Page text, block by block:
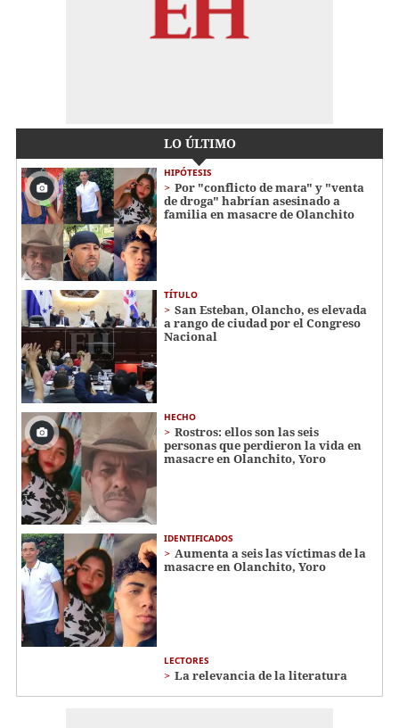
LO ÚLTIMO
HIPÓTESIS
Por "conflicto de mara" y "venta
de droga" habrían asesinado a
familia en masacre de Olanchito
TÍTULO
San Esteban, Olancho, es elevada
a rango de ciudad por el Congreso
Nacional
HECHO
Rostros: ellos son las seis
personas que perdieron la vida en
masacre en Olanchito, Yoro
IDENTIFICADOS
Aumenta a seis las víctimas de la
masacre en Olanchito, Yoro
LECTORES
La relevancia de la literatura